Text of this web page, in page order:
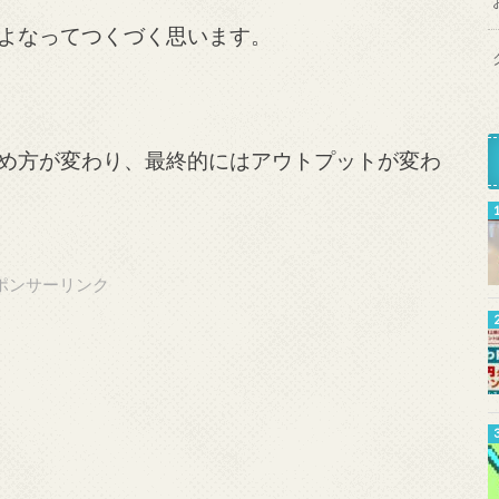
ってつくづく思います。
方が変わり、最終的にはアウトプットが変わ
ンサーリンク